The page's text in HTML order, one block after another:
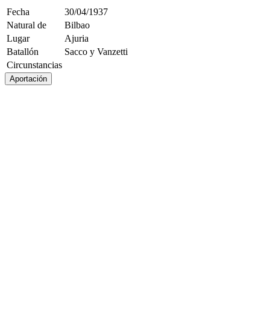
Fecha
30/04/1937
Natural de
Bilbao
Lugar
Ajuria
Batallón
Sacco y Vanzetti
Circunstancias